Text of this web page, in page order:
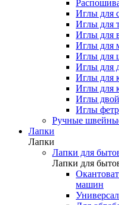
Иглы для
Иглы для
Иглы для
Иглы для
Иглы для
Иглы для
Иглы для
Иглы для
Иглы
Иглы
Ручные
Лапки
Лапки
Лапки для
Лапки для
машин